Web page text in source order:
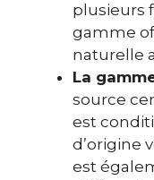
plusieurs
gamme
naturelle
La
source
est
d’origine
est